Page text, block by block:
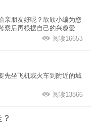
亲朋友好呢？欣欣小编为您
后再根据自己的兴趣爱好
阅读16653
先坐飞机或火车到附近的城
阅读13866